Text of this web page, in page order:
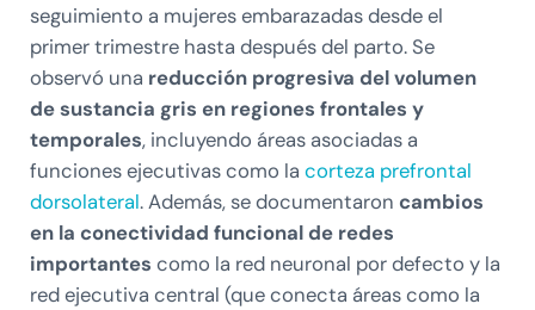
seguimiento a mujeres embarazadas desde el
primer trimestre hasta después del parto. Se
observó una reducción progresiva del volumen
de sustancia gris en regiones frontales y
temporales, incluyendo áreas asociadas a
funciones ejecutivas como la corteza prefrontal
dorsolateral. Además, se documentaron cambios
en la conectividad funcional de redes
importantes como la red neuronal por defecto y la
red ejecutiva central (que conecta áreas como la